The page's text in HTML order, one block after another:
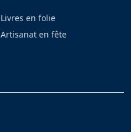
Livres en folie
Artisanat en fête